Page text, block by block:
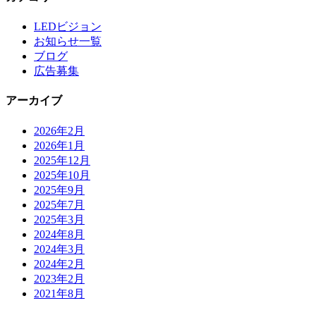
LEDビジョン
お知らせ一覧
ブログ
広告募集
アーカイブ
2026年2月
2026年1月
2025年12月
2025年10月
2025年9月
2025年7月
2025年3月
2024年8月
2024年3月
2024年2月
2023年2月
2021年8月